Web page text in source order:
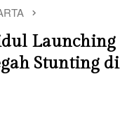
Launching
Stunting di